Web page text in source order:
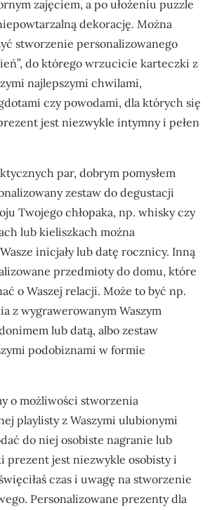
zajęciem, a po ułożeniu puzzle
dekorację. Można
stworzenie personalizowanego
do którego wrzucicie karteczki z
najlepszymi chwilami,
czy powodami, dla których się
jest niezwykle intymny i pełen
par, dobrym pomysłem
zestaw do degustacji
Twojego chłopaka, np. whisky czy
lub kieliszkach można
inicjały lub datę rocznicy. Inną
przedmioty do domu, które
o Waszej relacji. Może to być np.
z wygrawerowanym Waszym
lub datą, albo zestaw
podobiznami w formie
o możliwości stworzenia
playlisty z Waszymi ulubionymi
do niej osobiste nagranie lub
prezent jest niezwykle osobisty i
czas i uwagę na stworzenie
Personalizowane prezenty dla